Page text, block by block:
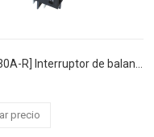
[NB-80-30A-R] Interruptor de balancín 4P 30A 250V AC T125 1E4
precio